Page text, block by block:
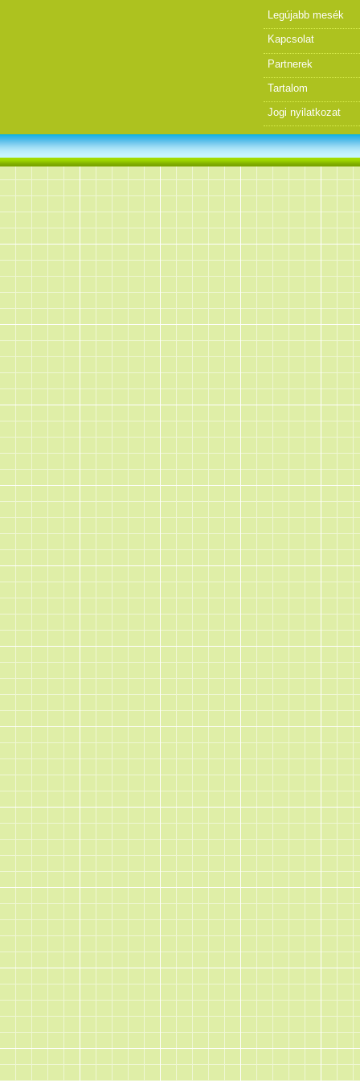
Legújabb mesék
Kapcsolat
Partnerek
Tartalom
Jogi nyilatkozat